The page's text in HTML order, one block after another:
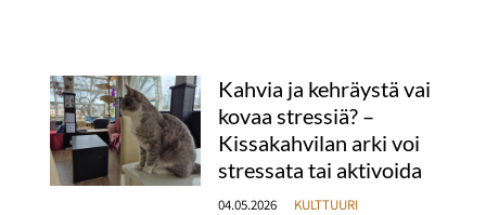
Kahvia ja kehräystä vai
kovaa stressiä? –
Kissakahvilan arki voi
stressata tai aktivoida
04.05.2026 KULTTUURI